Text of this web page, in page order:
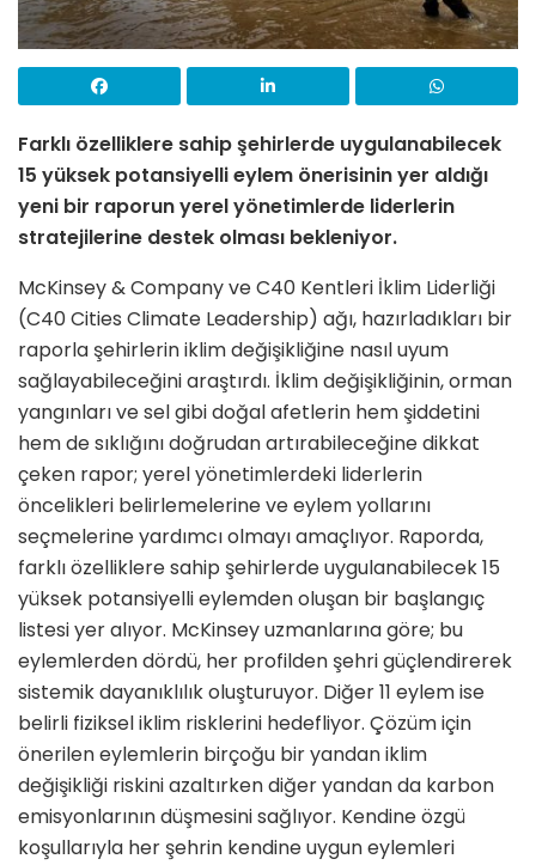
Farklı özelliklere sahip şehirlerde uygulanabilecek
15 yüksek potansiyelli eylem önerisinin yer aldığı
yeni bir raporunyerel yönetimlerde liderlerin
stratejilerine destek olması bekleniyor.
McKinsey & Company ve C40 Kentleri İklim Liderliği
(C40 Cities Climate Leadership) ağı, hazırladıkları bir
raporla şehirlerin iklim değişikliğine nasıl uyum
sağlayabileceğini araştırdı. İklim değişikliğinin, orman
yangınları ve sel gibi doğal afetlerin hem şiddetini
hem de sıklığını doğrudan artırabileceğine dikkat
çeken rapor; yerel yönetimlerdeki liderlerin
öncelikleri belirlemelerine ve eylem yollarını
seçmelerine yardımcı olmayı amaçlıyor. Raporda,
farklı özelliklere sahip şehirlerde uygulanabilecek 15
yüksek potansiyelli eylemden oluşan bir başlangıç
listesi yer alıyor. McKinsey uzmanlarına göre; bu
eylemlerden dördü, her profilden şehri güçlendirerek
sistemik dayanıklılık oluşturuyor. Diğer 11 eylem ise
belirli fiziksel iklim risklerini hedefliyor. Çözüm için
önerilen eylemlerin birçoğu bir yandan iklim
değişikliği riskini azaltırken diğer yandan da karbon
emisyonlarının düşmesini sağlıyor. Kendine özgü
koşullarıyla her şehrin kendine uygun eylemleri